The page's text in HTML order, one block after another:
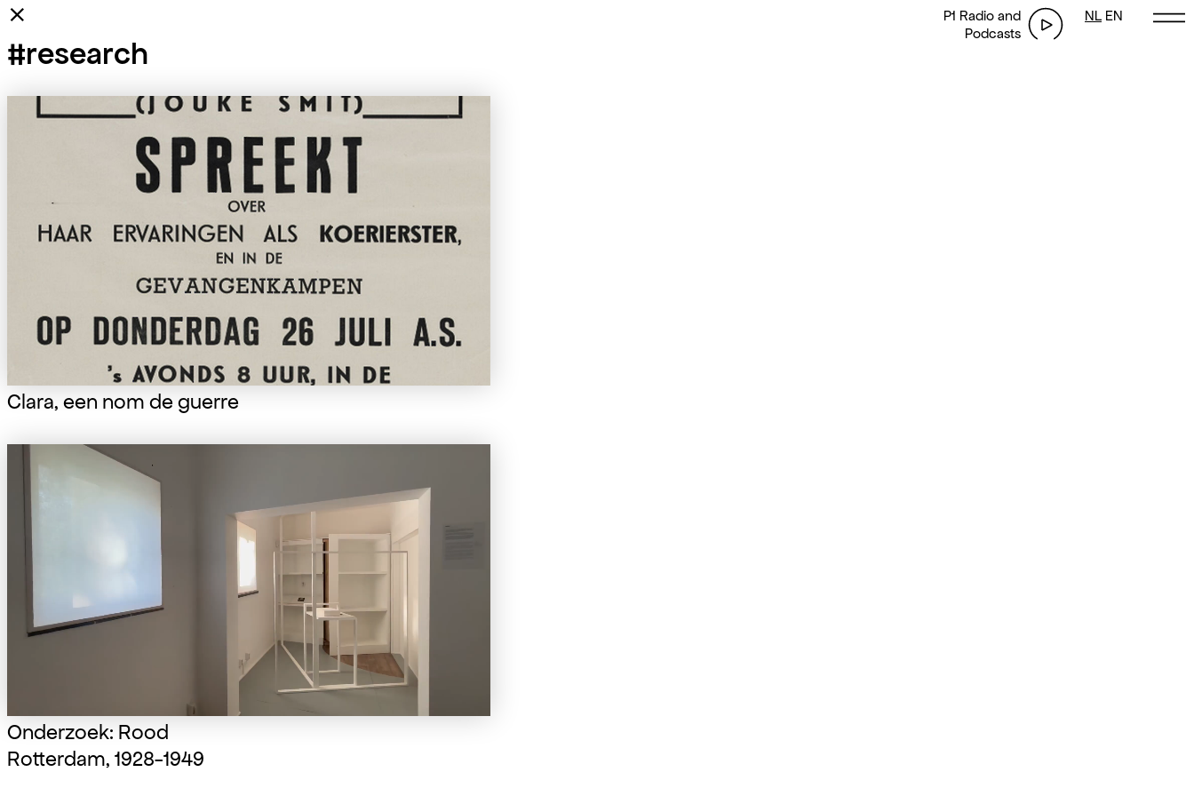
P1 Radio and
Podcasts
NL EN
⨯
#research
Clara, een nom de guerre
Onderzoek: Rood
Rotterdam, 1928-1949